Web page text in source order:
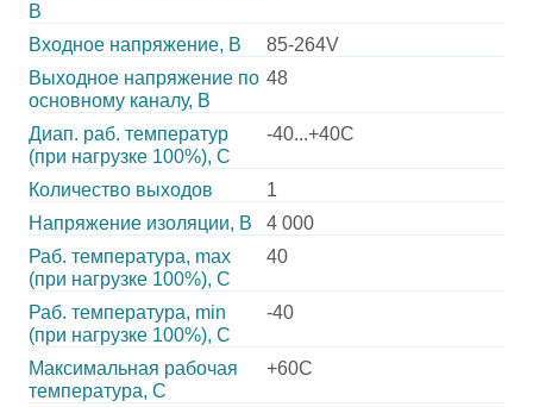
В
Входное напряжение, В
85-264V
Выходное напряжение по
основному каналу, В
48
Диап. раб. температур
(при нагрузке 100%), C
-40...+40C
Количество выходов
1
Напряжение изоляции, В
4 000
Раб. температура, max
(при нагрузке 100%), C
40
Раб. температура, min
(при нагрузке 100%), C
-40
Максимальная рабочая
температура, C
+60C